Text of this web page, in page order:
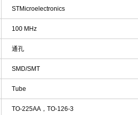
STMicroelectronics
100 MHz
通孔
SMD/SMT
Tube
TO-225AA，TO-126-3